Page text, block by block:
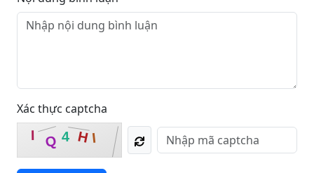
Xác thực captcha
I Q 4 H I